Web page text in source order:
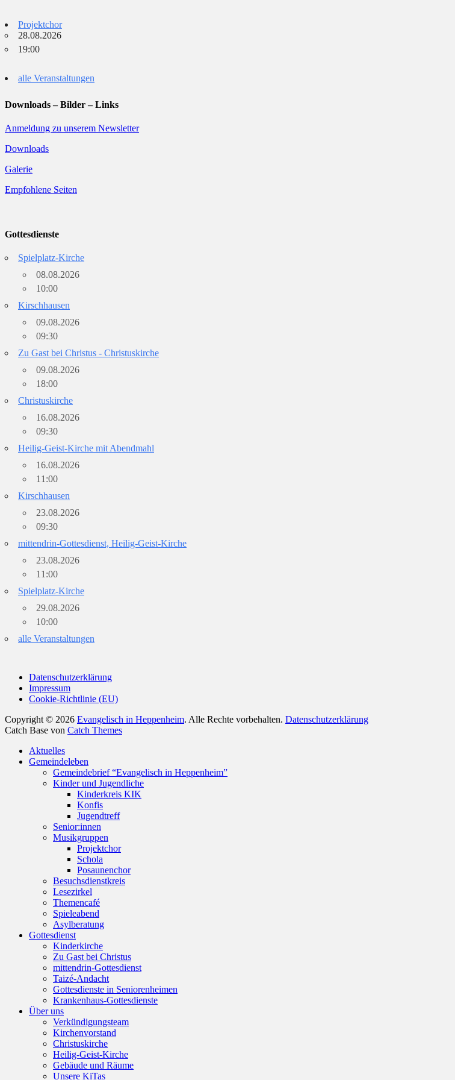
Projektchor
28.08.2026
19:00
alle Veranstaltungen
Downloads – Bilder – Links
Anmeldung zu unserem Newsletter
Downloads
Galerie
Empfohlene Seiten
Gottesdienste
Spielplatz-Kirche
08.08.2026
10:00
Kirschhausen
09.08.2026
09:30
Zu Gast bei Christus - Christuskirche
09.08.2026
18:00
Christuskirche
16.08.2026
09:30
Heilig-Geist-Kirche mit Abendmahl
16.08.2026
11:00
Kirschhausen
23.08.2026
09:30
mittendrin-Gottesdienst, Heilig-Geist-Kirche
23.08.2026
11:00
Spielplatz-Kirche
29.08.2026
10:00
alle Veranstaltungen
Datenschutzerklärung
Impressum
Cookie-Richtlinie (EU)
Copyright © 2026 Evangelisch in Heppenheim. Alle Rechte vorbehalten. Datenschutzerklärung
Catch Base von Catch Themes
oben
scrollen
Aktuelles
Gemeindeleben
Gemeindebrief “Evangelisch in Heppenheim”
Kinder und Jugendliche
Kinderkreis KIK
Konfis
Jugendtreff
Senior:innen
Musikgruppen
Projektchor
Schola
Posaunenchor
Besuchsdienstkreis
Lesezirkel
Themencafé
Spieleabend
Asylberatung
Gottesdienst
Kinderkirche
Zu Gast bei Christus
mittendrin-Gottesdienst
Taizé-Andacht
Gottesdienste in Seniorenheimen
Krankenhaus-Gottesdienste
Über uns
Verkündigungsteam
Kirchenvorstand
Christuskirche
Heilig-Geist-Kirche
Gebäude und Räume
Unsere KiTas